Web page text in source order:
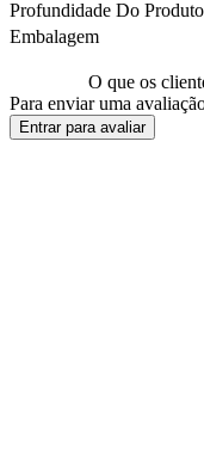
Profundidade Do
Embalagem
O que os
Para enviar uma
Entrar para avaliar